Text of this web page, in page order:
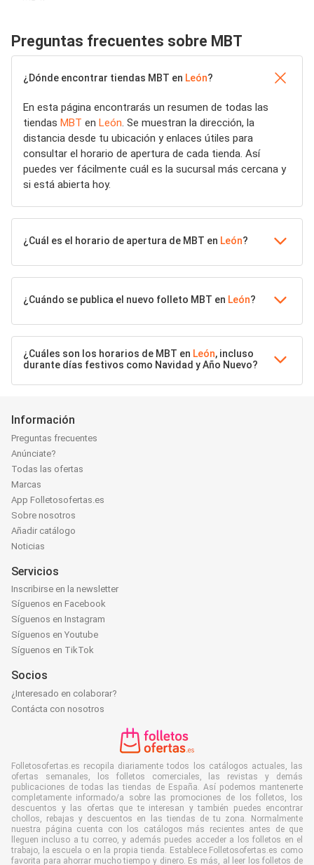
Preguntas frecuentes sobre MBT
¿Dónde encontrar tiendas MBT en León?
En esta página encontrarás un resumen de todas las
tiendas MBT en León. Se muestran la dirección, la
distancia desde tu ubicación y enlaces útiles para
consultar el horario de apertura de cada tienda. Así
puedes ver fácilmente cuál es la sucursal más cercana y
si está abierta hoy.
¿Cuál es el horario de apertura de MBT en León?
¿Cuándo se publica el nuevo folleto MBT en León?
¿Cuáles son los horarios de MBT en León, incluso
durante días festivos como Navidad y Año Nuevo?
Información
Preguntas frecuentes
Anúnciate?
Todas las ofertas
Marcas
App Folletosofertas.es
Sobre nosotros
Añadir catálogo
Noticias
Servicios
Inscribirse en la newsletter
Síguenos en Facebook
Síguenos en Instagram
Síguenos en Youtube
Síguenos en TikTok
Socios
¿Interesado en colaborar?
Contácta con nosotros
Folletosofertas.es recopila diariamente todos los catálogos actuales, las
ofertas semanales, los folletos comerciales, las revistas y demás
publicaciones de todas las tiendas de España. Así podemos mantenerte
completamente informado/a sobre las promociones de los folletos, los
descuentos y las ofertas que te interesan y también puedes encontrar
chollos, rebajas y descuentos en las tiendas de tu zona. Normalmente
nuestra página cuenta con los catálogos más recientes antes de que
lleguen incluso a tu correo, y además puedes acceder a los folletos en el
trabajo, la escuela o en la propia tienda. Establece Folletosofertas.es como
favorita para ahorrar mucho tiempo y dinero. Es más, al leer los folletos de